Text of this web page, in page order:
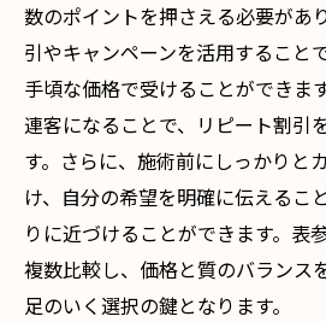
数のポイントを押さえる必要があ
引やキャンペーンを活用すること
手頃な価格で受けることができま
連客になることで、リピート割引
す。さらに、施術前にしっかりと
け、自分の希望を明確に伝えるこ
りに近づけることができます。表
複数比較し、価格と質のバランス
足のいく選択の鍵となります。